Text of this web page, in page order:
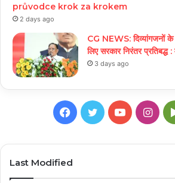
průvodce krok za krokem
2 days ago
CG NEWS: दिव्यांगजनों
लिए सरकार निरंतर प्रतिबद्ध
3 days ago
Facebook
TwitterYouTube
Last Modified